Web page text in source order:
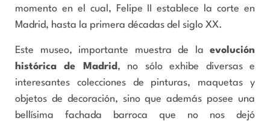
momento en el cual, Felipe II establece la corte en
Madrid, hasta la primera décadas del siglo XX.
Este museo, importante muestra de la evolución
histórica de Madrid , no sólo exhibe diversas e
interesantes colecciones de pinturas, maquetas y
objetos de decoración, sino que además posee una
bellísima fachada barroca que no nos dejó